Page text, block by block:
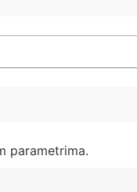
parametrima.